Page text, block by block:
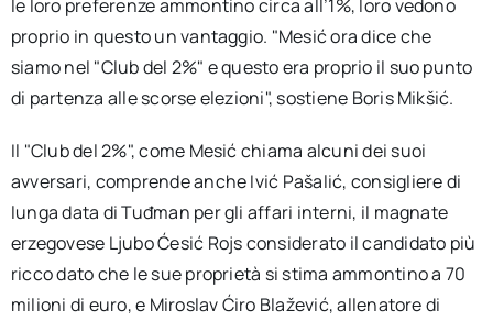
le loro preferenze ammontino circa all’1%, loro vedono
proprio in questo un vantaggio. "Mesić ora dice che
siamo nel "Club del 2%" e questo era proprio il suo punto
di partenza alle scorse elezioni", sostiene Boris Mikšić.
Il "Club del 2%", come Mesić chiama alcuni dei suoi
avversari, comprende anche Ivić Pašalić, consigliere di
lunga data di Tuđman per gli affari interni, il magnate
erzegovese Ljubo Ćesić Rojs considerato il candidato più
ricco dato che le sue proprietà si stima ammontino a 70
milioni di euro, e Miroslav Ćiro Blažević, allenatore di